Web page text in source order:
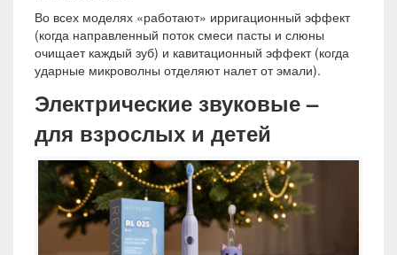
Во всех моделях «работают» ирригационный эффект
(когда направленный поток смеси пасты и слюны
очищает каждый зуб) и кавитационный эффект (когда
ударные микроволны отделяют налет от эмали).
Электрические звуковые –
для взрослых и детей